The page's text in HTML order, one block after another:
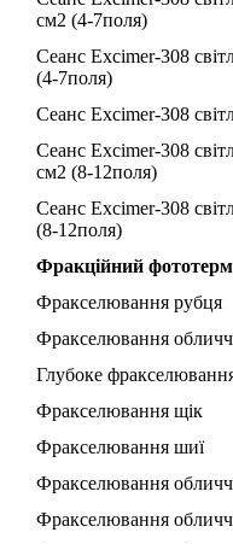
см2 (4-7поля)
Сеанс Excimer-308
(4-7поля)
Сеанс Excimer-308
Сеанс Excimer-308
см2 (8-12поля)
Сеанс Excimer-308
(8-12поля)
Фракційний
Фракселювання рубця
Фракселювання
Глубоке
Фракселювання щік
Фракселювання шиї
Фракселювання
Фракселювання